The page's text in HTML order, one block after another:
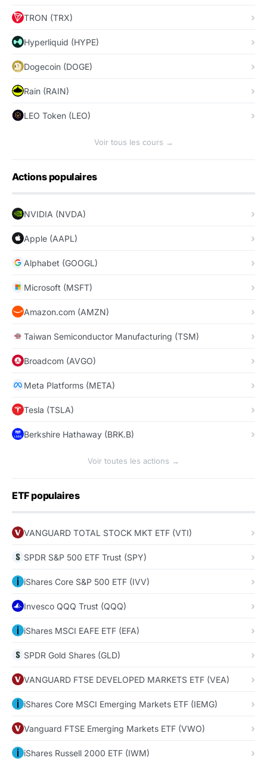
TRON (TRX)
Hyperliquid (HYPE)
Dogecoin (DOGE)
Rain (RAIN)
LEO Token (LEO)
Voir tous les cours →
Actions populaires
NVIDIA (NVDA)
Apple (AAPL)
Alphabet (GOOGL)
Microsoft (MSFT)
Amazon.com (AMZN)
Taiwan Semiconductor Manufacturing (TSM)
Broadcom (AVGO)
Meta Platforms (META)
Tesla (TSLA)
Berkshire Hathaway (BRK.B)
Voir toutes les actions →
ETF populaires
VANGUARD TOTAL STOCK MKT ETF (VTI)
SPDR S&P 500 ETF Trust (SPY)
iShares Core S&P 500 ETF (IVV)
Invesco QQQ Trust (QQQ)
iShares MSCI EAFE ETF (EFA)
SPDR Gold Shares (GLD)
VANGUARD FTSE DEVELOPED MARKETS ETF (VEA)
iShares Core MSCI Emerging Markets ETF (IEMG)
Vanguard FTSE Emerging Markets ETF (VWO)
iShares Russell 2000 ETF (IWM)